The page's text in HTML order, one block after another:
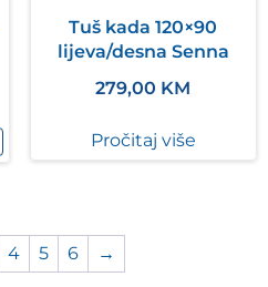
Tuš kada 120×90
lijeva/desna Senna
279,00 KM
Pročitaj više
4 5 6 →